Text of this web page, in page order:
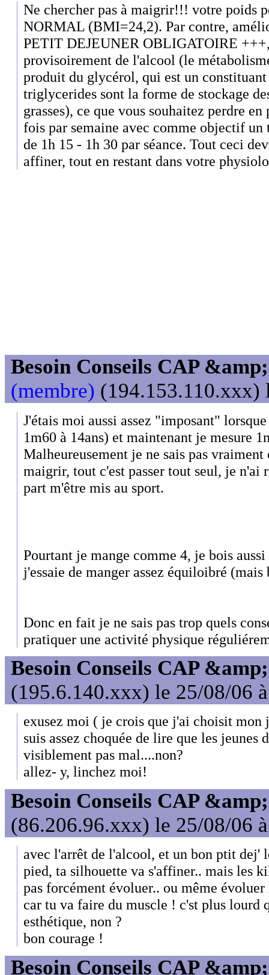
Ne chercher pas à maigrir!!! votre poids
NORMAL (BMI=24,2). Par contre,
PETIT DEJEUNER OBLIGATOIRE
provisoirement de l'alcool (le
produit du glycérol, qui est un
triglycerides sont la forme de stockage
grasses), ce que vous souhaitez perdre
fois par semaine avec comme objectif un
de 1h 15 - 1h 30 par séance. Tout ceci
affiner, tout en restant dans votre
Besoin Conseils CAP
(membre) (194.153.110.xxx)
J'étais moi aussi assez "imposant"
1m60 à 14ans) et maintenant je mesure
Malheureusement je ne sais pas
maigrir, tout c'est passer tout seul, je n'ai
part m'être mis au sport.
Pourtant je mange comme 4, je bois
j'essaie de manger assez équiloibré
Donc en fait je ne sais pas trop quels
pratiquer une activité physique
Besoin Conseils CAP
(195.6.140.xxx) le 25/08/06
exusez moi ( je crois que j'ai choisit
suis assez choquée de lire que les jeunes
visiblement pas mal....non?
allez- y, linchez moi!
Besoin Conseils CAP
(86.206.96.xxx) le 25/08/06
avec l'arrêt de l'alcool, et un bon ptit dej'
pied, ta silhouette va s'affiner.. mais les
pas forcément évoluer.. ou même
car tu va faire du muscle ! c'st plus lourd
esthétique, non ?
bon courage !
Besoin Conseils CAP